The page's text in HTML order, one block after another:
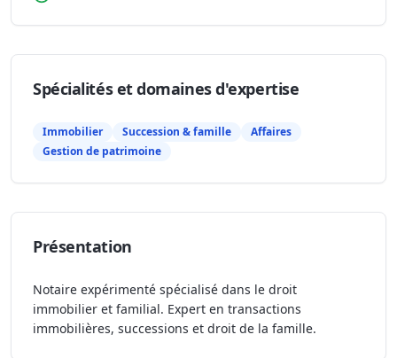
Spécialités et domaines d'expertise
Immobilier Succession & famille
Affaires
Gestion de patrimoine
Présentation
Notaire expérimenté spécialisé dans le droit
immobilier et familial. Expert en transactions
immobilières, successions et droit de la famille.